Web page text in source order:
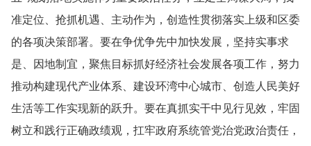
准定位、抢抓机遇、主动作为，创造性贯彻落实上级和区委
的各项决策部署。要在争优争先中加快发展，坚持实事求
是、因地制宜，聚焦目标抓好经济社会发展各项工作，努力
推动构建现代产业体系、建设环湾中心城市、创造人民美好
生活等工作实现新的跃升。要在真抓实干中见行见效，牢固
树立和践行正确政绩观，扛牢政府系统管党治党政治责任，